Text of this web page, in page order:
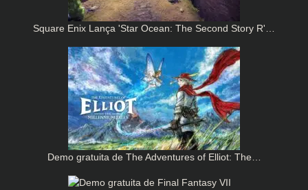
Square Enix Lança 'Star Ocean: The Second Story R'…
Demo gratuita de The Adventures of Elliot: The…